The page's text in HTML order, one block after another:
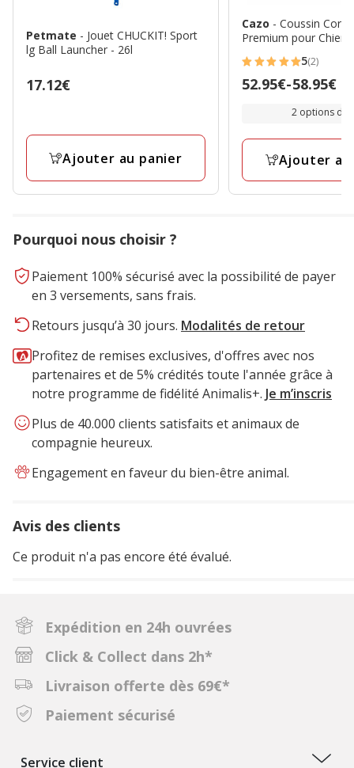
Petmate - Jouet CHUCKIT! Sport
lg Ball Launcher - 26l
Prix
17.12€
Ajouter au panier
Cazo - Coussin
Premium pour Chien
5
étoiles
avis
5(2)
Prix
à
58.95€
52.95€-58.95€
2 options de
Ajouter
Pourquoi nous choisir ?
Paiement 100% sécurisé avec la possibilité de payer
en 3 versements, sans frais.
Retours jusqu’à 30 jours. Modalités de retour
Profitez de remises exclusives, d'offres avec nos
partenaires et de 5% crédités toute l'année grâce à
notre programme de fidélité Animalis+. Je m’inscris
Plus de 40.000 clients satisfaits et animaux de
compagnie heureux.
Engagement en faveur du bien-être animal.
Avis des clients
Ce produit n'a pas encore été évalué.
Expédition en 24h ouvrées
Click & Collect dans 2h*
Livraison offerte dès 69€*
Paiement sécurisé
Service client